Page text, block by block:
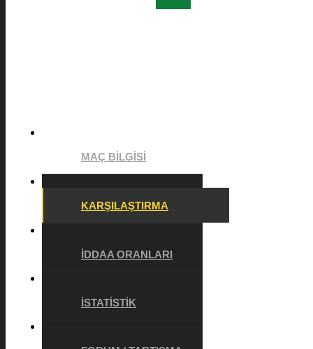
MAÇ BILGISI
KARŞILAŞTIRMA
İDDAA ORANLARI
İSTATISTIK